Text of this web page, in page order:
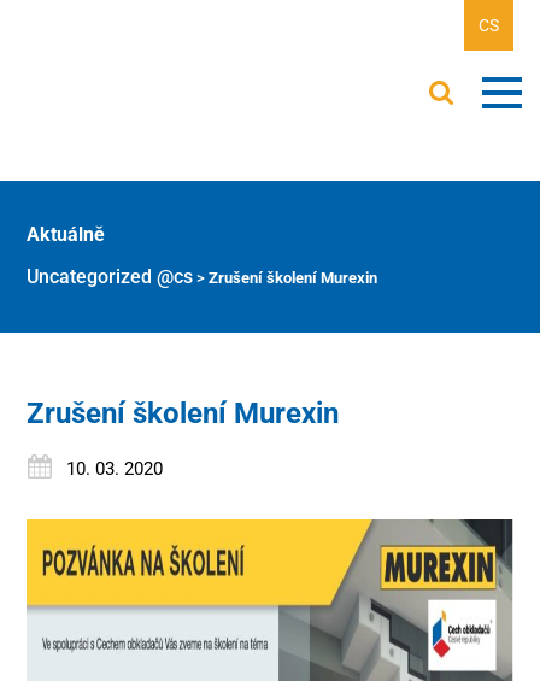
CS
Aktuálně
Uncategorized @cs >Zrušení školení Murexin
Zrušení školení Murexin
10. 03. 2020